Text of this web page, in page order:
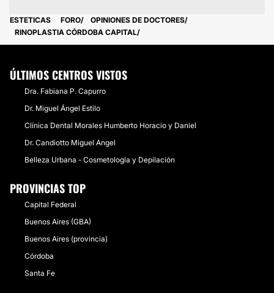
ESTETICAS FORO
OPINIONES DE DOCTORES
RINOPLASTIA CÓRDOBA CAPITAL
ÚLTIMOS CENTROS VISTOS
Dra. Fabiana P. Capurro
Dr. Miguel Ángel Estilo
Clínica Dental Morales Humberto Horacio y Daniel
Dr. Candiotto Miguel Angel
Belleza Urbana - Cosmetología y Depilación
PROVINCIAS TOP
Capital Federal
Buenos Aires (GBA)
Buenos Aires (provincia)
Córdoba
Santa Fe